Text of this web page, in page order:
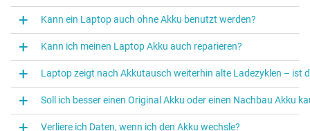
Kann ein Laptop auch ohne Akku benutzt werden?
Kann ich meinen Laptop Akku auch reparieren?
Laptop zeigt nach Akkutausch weiterhin alte Ladezyklen – ist
Soll ich besser einen Original Akku oder einen Nachbau Akku
Verliere ich Daten, wenn ich den Akku wechsle?